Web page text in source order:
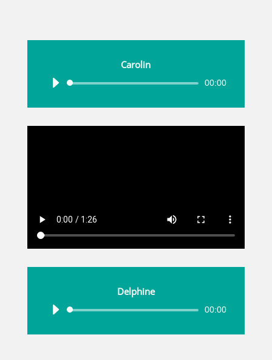
Carolin
Audio-
00:00
Delphine
Audio-
00:00